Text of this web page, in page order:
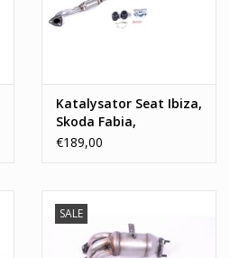
Katalysator Seat Ibiza,
Skoda Fabia,
Volkswagen Polo
€189,00
SALE